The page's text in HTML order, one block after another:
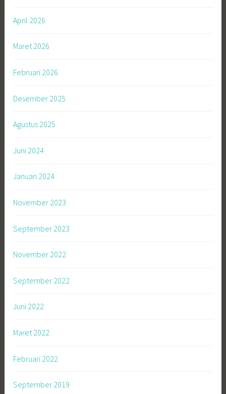
April 2026
Maret 2026
Februari 2026
Desember 2025
Agustus 2025
Juni 2024
Januari 2024
November 2023
September 2023
November 2022
September 2022
Juni 2022
Maret 2022
Februari 2022
September 2019